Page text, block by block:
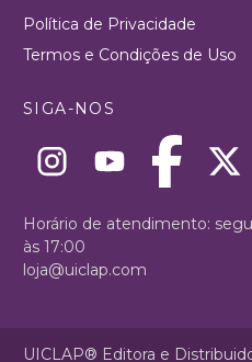
Política de Privacidade
Termos e Condições de Uso
SIGA-NOS
Horário de atendimento:
às 17:00
loja@uiclap.com
UICLAP® Editora e